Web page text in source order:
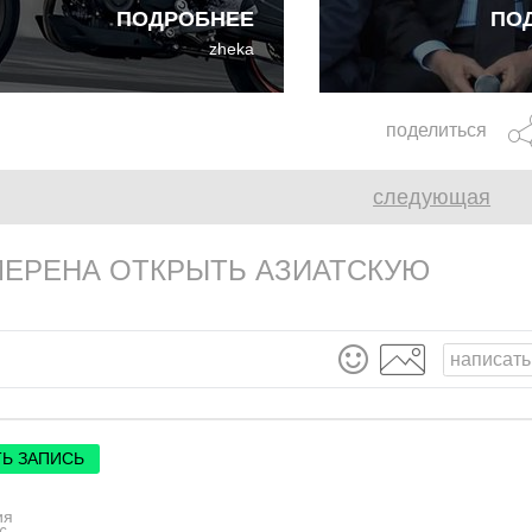
ПОДРОБНЕЕ
нибудь китайским или
промышленным
а то и с несколькими.
примеров из
zheka
предстоит утвердить
финансовую
компании, а также
ознаменует
полномочий
директоров.
поделиться
следующая
ОТКРЫТЬ АЗИАТСКУЮ
написать
ЗАПИСЬ